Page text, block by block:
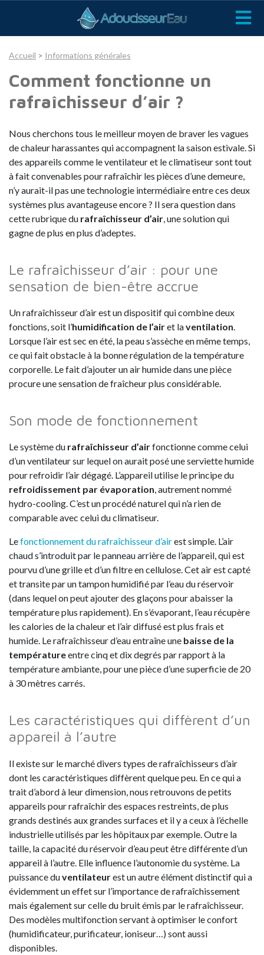
Accueil > Informations générales
Comment fonctionne un
rafraîchisseur d’air ?
Nous cherchons tous le meilleur moyen de braver les vagues
de chaleur harassantes qui accompagnent la saison estivale. Si
des appareils comme le ventilateur et le climatiseur sont tout
à fait convenables pour rafraîchir les pièces d’une demeure,
n’y aurait-il pas une technologie intermédiaire entre ces deux
systèmes plus avantageuse encore ? Il sera question dans
cette rubrique du rafraîchisseur d’air, une solution qui
gagne de plus en plus d’adeptes.
Le rafraîchisseur d’air : pour une
sensation de bien-être accrue
Un rafraîchisseur d’air est un dispositif qui combine deux
fonctions, soit l’humidification de l’airet laventilation.
Lorsque l’air est sec en été, la peau s’assèche en même temps,
ce qui fait obstacle à la bonne régulation de la température
corporelle. Le fait d’ajouter un air humide dans une pièce
procure une sensation de fraîcheur plus considérable.
Son mode de fonctionnement
Le système du rafraîchisseur d’airfonctionne comme celui
d’un ventilateur sur lequel on aurait posé une serviette humide
pour refroidir l’air dégagé. L’appareil utilise le principe du
refroidissement par évaporation, autrement nommé
hydro-cooling. C’est un procédé naturel qui n’a rien de
comparable avec celui du climatiseur.
Lefonctionnement du rafraîchisseur d’airest simple. L’air
chaud s’introduit par le panneau arrière de l’appareil, qui est
pourvu d’une grille et d’un filtre en cellulose. Cet air est capté
et transite par un tampon humidifié par l’eau du réservoir
(dans lequel on peut ajouter des glaçons pour abaisser la
température plus rapidement). En s’évaporant, l’eau récupère
les calories de la chaleur et l’air diffusé est plus frais et
humide. Le rafraîchisseur d’eau entraîne une baisse de la
températureentre cinq et dix degrés par rapport à la
température ambiante, pour une pièce d’une superficie de 20
à 30 mètres carrés.
Les caractéristiques qui diffèrent d’un
appareil à l’autre
Il existe sur le marché divers types de rafraîchisseurs d’air
dont les caractéristiques diffèrent quelque peu. En ce qui a
trait d’abord à leur dimension, nous retrouvons de petits
appareils pour rafraîchir des espaces restreints, de plus
grands destinés aux grandes surfaces et il y a ceux à l’échelle
industrielle utilisés par les hôpitaux par exemple. Outre la
taille, la capacité du réservoir d’eau peut être différente d’un
appareil à l’autre. Elle influence l’autonomie du système. La
puissance duventilateurest un autre élément distinctif qui a
évidemment un effet sur l’importance de rafraîchissement
mais également sur celle du bruit émis par le rafraîchisseur.
Des modèles multifonction servant à optimiser le confort
(humidificateur, purificateur, ioniseur…) sont aussi
disponibles.